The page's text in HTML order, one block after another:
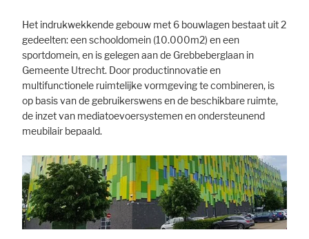
Het indrukwekkende gebouw met 6 bouwlagen bestaat uit 2
gedeelten: een schooldomein (10.000m2) en een
sportdomein, en is gelegen aan de Grebbeberglaan in
Gemeente Utrecht. Door productinnovatie en
multifunctionele ruimtelijke vormgeving te combineren, is
op basis van de gebruikerswens en de beschikbare ruimte,
de inzet van mediatoevoersystemen en ondersteunend
meubilair bepaald.
Marketing
Statistic cookies anonymize your data and use it. These information will
help us to learn, how the users are using our website.
Consent Information